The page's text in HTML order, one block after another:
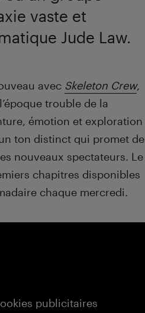
vaste et
Jude Law.
avec Skeleton Crew,
trouble de la
émotion et exploration
ton distinct qui promet de
nouveaux spectateurs. Le
chapitres disponibles
chaque mercredi.
publicitaires